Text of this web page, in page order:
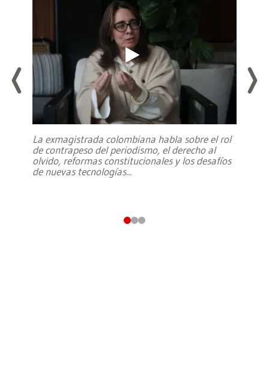
La exmagistrada colombiana habla sobre el rol
de contrapeso del periodismo, el derecho al
olvido, reformas constitucionales y los desafíos
de nuevas tecnologías...